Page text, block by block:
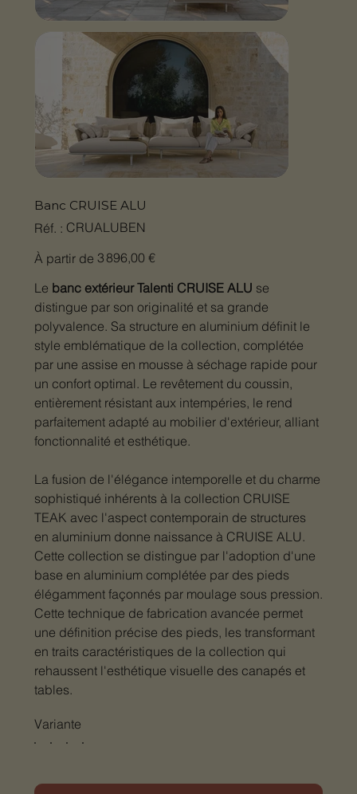
Banc CRUISE ALU
Réf. : SKU
CRUALUBEN
CRUALUBEN
À partir de Prix
3 896,00 €
Le banc extérieur Talenti CRUISE ALU se
distingue par son originalité et sa grande
polyvalence. Sa structure en aluminium définit le
style emblématique de la collection, complétée
par une assise en mousse à séchage rapide pour
un confort optimal. Le revêtement du coussin,
entièrement résistant aux intempéries, le rend
parfaitement adapté au mobilier d'extérieur, alliant
fonctionnalité et esthétique.
La fusion de l'élégance intemporelle et du charme
sophistiqué inhérents à la collection CRUISE
TEAK avec l'aspect contemporain de structures
en aluminium donne naissance à CRUISE ALU.
Cette collection se distingue par l'adoption d'une
base en aluminium complétée par des pieds
élégamment façonnés par moulage sous pression.
Cette technique de fabrication avancée permet
une définition précise des pieds, les transformant
en traits caractéristiques de la collection qui
rehaussent l'esthétique visuelle des canapés et
tables.
Variante